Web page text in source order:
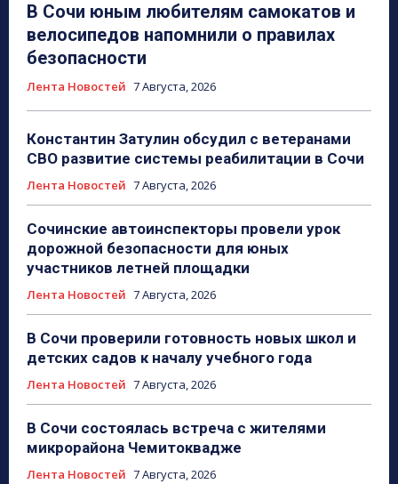
В Сочи юным любителям самокатов и
велосипедов напомнили о правилах
безопасности
Лента Новостей 7 Августа, 2026
Константин Затулин обсудил с ветеранами
СВО развитие системы реабилитации в Сочи
Лента Новостей 7 Августа, 2026
Сочинские автоинспекторы провели урок
дорожной безопасности для юных
участников летней площадки
Лента Новостей 7 Августа, 2026
В Сочи проверили готовность новых школ и
детских садов к началу учебного года
Лента Новостей 7 Августа, 2026
В Сочи состоялась встреча с жителями
микрорайона Чемитоквадже
Лента Новостей 7 Августа, 2026